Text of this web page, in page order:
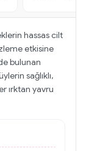
hassas cilt
etkisine
bulunan
sağlıklı,
ırktan yavru